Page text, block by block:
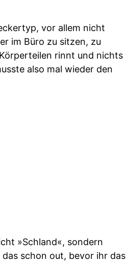
vor allem nicht
im Büro zu sitzen, zu
rinnt und nichts
also mal wieder den
»Schland«, sondern
das schon out, bevor ihr das